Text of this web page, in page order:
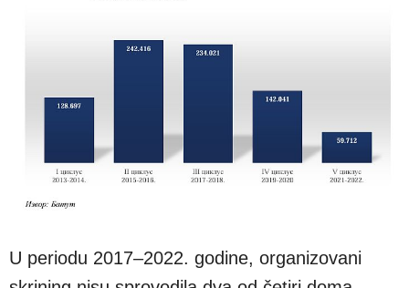
U periodu 2017–2022. godine, organizovani